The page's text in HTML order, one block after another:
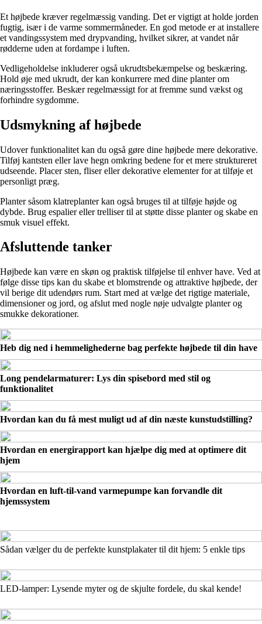
Et højbede kræver regelmæssig vanding. Det er vigtigt at holde jorden
fugtig, især i de varme sommermåneder. En god metode er at installere
et vandingssystem med drypvanding, hvilket sikrer, at vandet når
rødderne uden at fordampe i luften.
Vedligeholdelse inkluderer også ukrudtsbekæmpelse og beskæring.
Hold øje med ukrudt, der kan konkurrere med dine planter om
næringsstoffer. Beskær regelmæssigt for at fremme sund vækst og
forhindre sygdomme.
Udsmykning af højbede
Udover funktionalitet kan du også gøre dine højbede mere dekorative.
Tilføj kantsten eller lave hegn omkring bedene for et mere struktureret
udseende. Placer sten, fliser eller dekorative elementer for at tilføje et
personligt præg.
Planter såsom klatreplanter kan også bruges til at tilføje højde og
dybde. Brug espalier eller trelliser til at støtte disse planter og skabe en
smuk visuel effekt.
Afsluttende tanker
Højbede kan være en skøn og praktisk tilføjelse til enhver have. Ved at
følge disse tips kan du skabe et blomstrende og attraktive højbede, der
vil berige dit udendørs rum. Start med at vælge det rigtige materiale,
dimensioner og jord, og afslut med nogle nøje udvalgte planter og
smukke dekorationer.
Heb dig ned i hemmelighederne bag perfekte højbede til din have
Long pendelarmaturer: Lys din spisebord med stil og
funktionalitet
Hvordan kan du få mest muligt ud af din næste kunstudstilling?
Hvordan en energirapport kan hjælpe dig med at optimere dit
hjem
Hvordan en luft-til-vand varmepumpe kan forvandle dit
hjemssystem
Sådan vælger du de perfekte kunstplakater til dit hjem: 5 enkle tips
LED-lamper: Lysende myter og de skjulte fordele, du skal kende!